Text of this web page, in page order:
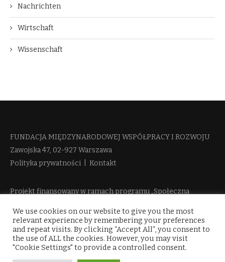
Nachrichten
Wirtschaft
Wissenschaft
FUNDACJA MIĘDZYNARODOWEJ WSPÓŁPRACY I ROZWOJU​
Zawojska 47, 02-927 Warszawa
Polityka prywatności
Kontakt
Projekt finansowany w ramach programu „Społeczna
więcej informacji
We use cookies on our website to give you the most
relevant experience by remembering your preferences
and repeat visits. By clicking “Accept All”, you consent to
the use of ALL the cookies. However, you may visit
"Cookie Settings" to provide a controlled consent.